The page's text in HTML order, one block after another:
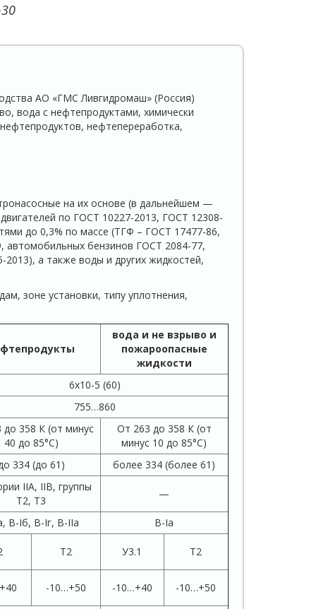
АО «ГМС Ливгидромаш» (Россия)
вода с нефтепродуктами, химически
нефтепереработка,
на их основе (в дальнейшем —
по ГОСТ 10227-2013, ГОСТ 12308-
до 0,3% по массе (ТГФ – ГОСТ 17477-86,
бензинов ГОСТ 2084-77,
а также воды и других жидкостей,
зоне установки, типу уплотнения,
вода и не взрыво и
пожароопасные
жидкости
6х10-5 (60)
755…860
до 358 К (от минус
40 до 85°С)
От 263 до 358 К (от
минус 10 до 85°С)
334 (до 61)
более 334 (более 61)
IIА, IIВ, группы
Т2, Т3
—
В-Iб, В-Iг, В-IIа В-Iа
Т2 У3.1 Т2
-10…+50 -10…+40 -10…+50